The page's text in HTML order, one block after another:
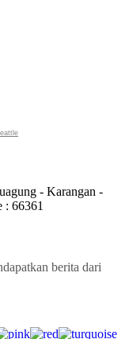
- Karangan -
: 66361
berita dari